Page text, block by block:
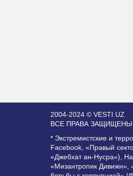
2004-2024 © VESTI.UZ
ВСЕ ПРАВА ЗАЩИЩЕНЫ
* Экстремистские и
Facebook, «Правый
«Джебхат ан-Нусра»),
«Мизантропик Дивижн»,